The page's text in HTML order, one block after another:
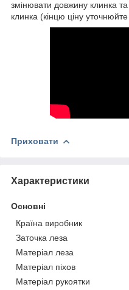
змінювати довжину клинка
клинка (кінцю ціну
Приховати
Характеристики
Основні
Країна виробник
Заточка леза
Матеріал леза
Матеріал піхов
Матеріал рукоятки